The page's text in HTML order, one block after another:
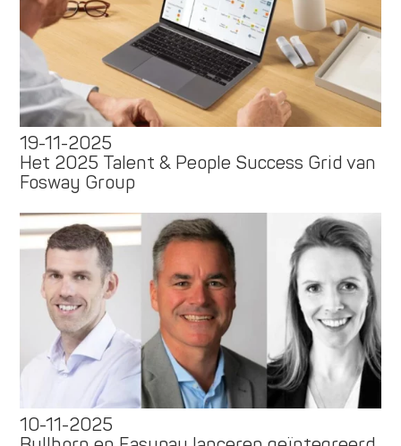
19-11-2025
Het 2025 Talent & People Success Grid van
Fosway Group
10-11-2025